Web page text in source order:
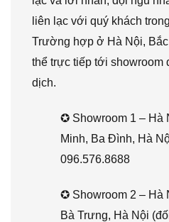
liên lạc với quý khách
Trường hợp ở Hà Nội,
thể trực tiếp tới showroom
dịch.
✪ Showroom 1 – Hà
Minh, Ba Đình, Hà
096.576.8688
✪ Showroom 2 – Hà
Bà Trưng, Hà Nội